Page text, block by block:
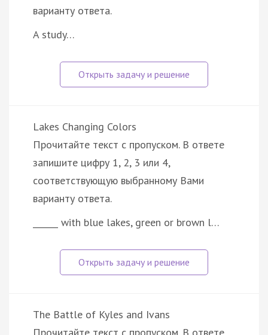
варианту ответа.
A study…
Lakes Changing Colors
Прочитайте текст с пропуском. В ответе
запишите цифру 1, 2, 3 или 4,
соответствующую выбранному Вами
варианту ответа.
______ with blue lakes, green or brown l…
The Battle of Kyles and Ivans
Прочитайте текст с пропуском. В ответе